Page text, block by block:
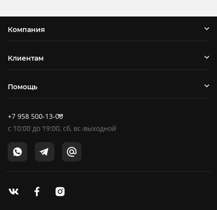
Компания
Клиентам
Помощь
+7 958 500-13-00
c10:00до19:00, сб, вс-выходной